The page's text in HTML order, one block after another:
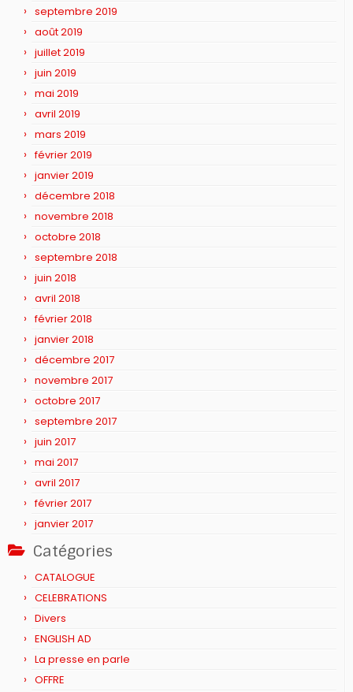
septembre 2019
août 2019
juillet 2019
juin 2019
mai 2019
avril 2019
mars 2019
février 2019
janvier 2019
décembre 2018
novembre 2018
octobre 2018
septembre 2018
juin 2018
avril 2018
février 2018
janvier 2018
décembre 2017
novembre 2017
octobre 2017
septembre 2017
juin 2017
mai 2017
avril 2017
février 2017
janvier 2017
Catégories
CATALOGUE
CELEBRATIONS
Divers
ENGLISH AD
La presse en parle
OFFRE